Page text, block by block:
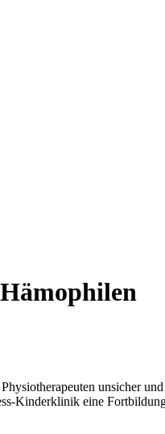
unsicher
Kinderklinik eine